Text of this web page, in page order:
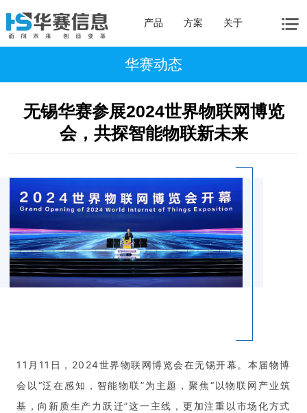
产品 方案 关于
华赛动态
无锡华赛参展2024世界物联网博览
会，共探智能物联新未来
11月11日，2024世界物联网博览会在无锡开幕。本届物博
会以“泛在感知，智能物联”为主题，聚焦“以物联网产业筑
基，向新质生产力跃迁”这一主线，更加注重以市场化方式